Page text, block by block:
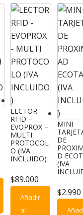
LECTOR
RFID –
EVOPROX –
MULTI
PROTOCOL
O (IVA
INCLUIDO)
$89.000
Añadir
al
MINI
DE
D
(IVA
$2.990